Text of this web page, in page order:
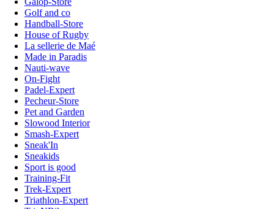
Golf and co
Handball-Store
House of Rugby
La sellerie de Maé
Made in Paradis
Nauti-wave
On-Fight
Padel-Expert
Pecheur-Store
Pet and Garden
Slowood Interior
Smash-Expert
Sneak'In
Sneakids
Sport is good
Training-Fit
Trek-Expert
Triathlon-Expert